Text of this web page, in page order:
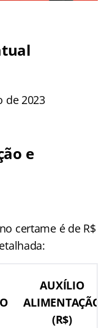
de 2023
e
certame é de R$
AUXÍLIO
ALIMENTAÇÃO
(R$)